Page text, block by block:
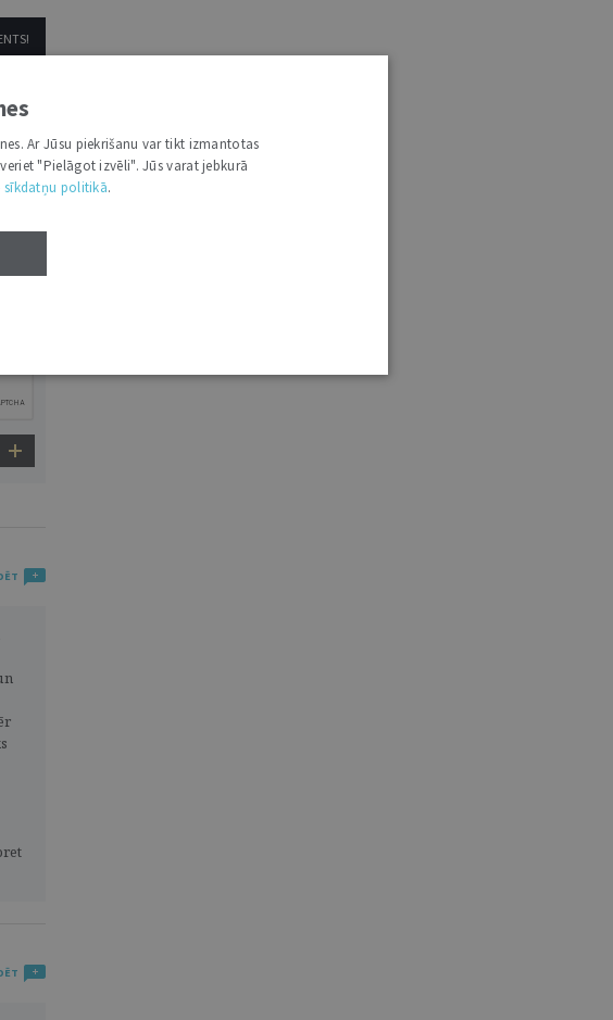
Ar Jūsu piekrišanu var tikt izmantotas
"Pielāgot izvēli". Jūs varat jebkurā
sīkdatņu politikā.